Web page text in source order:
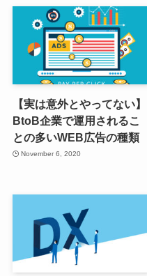
【実は意外とやってない】
BtoB企業で運用されるこ
との多いWEB広告の種類
November 6, 2020